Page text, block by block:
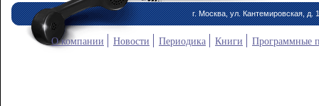
г. Москва, ул. Кантемировская, д.
О компании Новости Периодика Книги Программные